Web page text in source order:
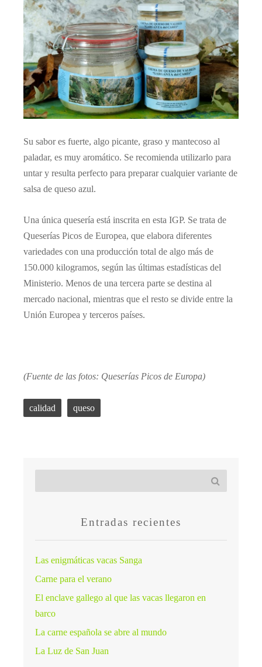
Su sabor es fuerte, algo picante, graso y mantecoso al
paladar, es muy aromático. Se recomienda utilizarlo para
untar y resulta perfecto para preparar cualquier variante de
salsa de queso azul.
Una única quesería está inscrita en esta IGP. Se trata de
Queserías Picos de Europea, que elabora diferentes
variedades con una producción total de algo más de
150.000 kilogramos, según las últimas estadísticas del
Ministerio. Menos de una tercera parte se destina al
mercado nacional, mientras que el resto se divide entre la
Unión Europea y terceros países.
(Fuente de las fotos: Queserías Picos de Europa)
calidad queso
Entradas recientes
Las enigmáticas vacas Sanga
Carne para el verano
El enclave gallego al que las vacas llegaron en
barco
La carne española se abre al mundo
La Luz de San Juan